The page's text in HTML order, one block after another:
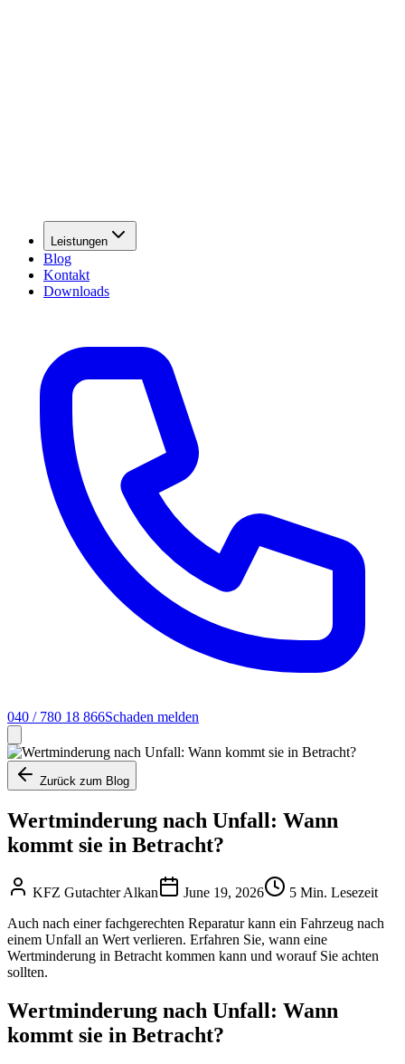
Leistungen
Blog
Kontakt
Downloads
040 / 780 18 866Schaden melden
Zurück zum Blog
Wertminderung nach Unfall: Wann
kommt sie in Betracht?
KFZ Gutachter Alkan June 19, 2026
5 Min. Lesezeit
Auch nach einer fachgerechten Reparatur kann ein Fahrzeug nach
einem Unfall an Wert verlieren. Erfahren Sie, wann eine
Wertminderung in Betracht kommen kann und worauf Sie achten
sollten.
Wertminderung nach Unfall: Wann
kommt sie in Betracht?